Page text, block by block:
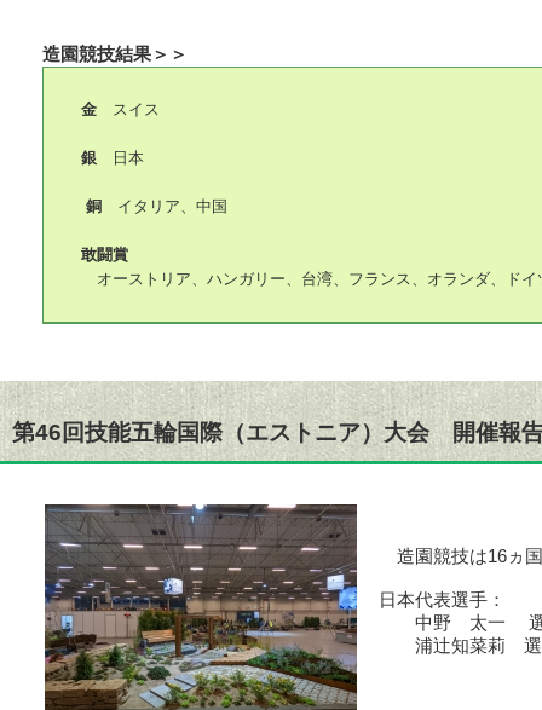
造園競技結果＞＞
金 スイス
銀 日本
銅 イタリア、中国
敢闘賞
オーストリア、ハンガリー、台湾、フランス、オランダ、ドイ
第46回技能五輪国際（エストニア）大会 開催報
造園競技は16ヵ
日本代表選手：
中野 太一 選
浦辻知菜莉